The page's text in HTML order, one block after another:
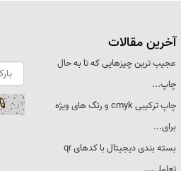
آخرین مقالات
عجيب ترين چيزهايی که تا به حال
چاپ...
چاپ ترکيبی cmyk و رنگ های ويژه
برای...
بسته بندی ديجيتال با کدهای qr